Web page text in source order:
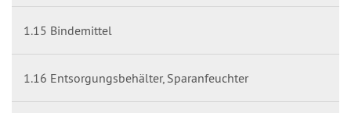
1.15 Bindemittel
1.16 Entsorgungsbehälter, Sparanfeuchter